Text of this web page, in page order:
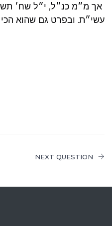
אך מ״מ כנ״ל, י״ל שח׳
עשי״ת. ובפרט גם שהוא הכי
NEXT QUESTION